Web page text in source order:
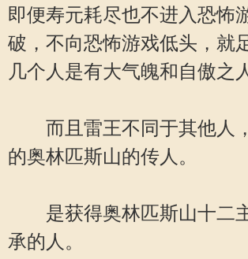
即便寿元耗尽也不进入恐怖
破，不向恐怖游戏低头，就
几个人是有大气魄和自傲之
而且雷王不同于其他人
的奥林匹斯山的传人。
是获得奥林匹斯山十二
承的人。